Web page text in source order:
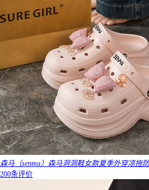
森马（senma）森马洞洞鞋女款夏季外穿凉拖
200条评价